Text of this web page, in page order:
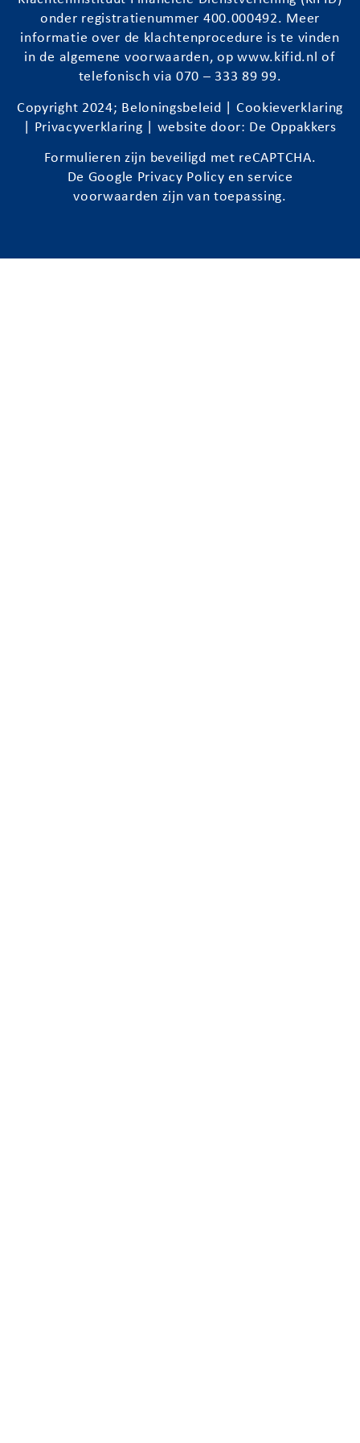
onder registratienummer 400.000492. Meer
informatie over de klachtenprocedure is te vinden
in de algemene voorwaarden, opwww.kifid.nl of
telefonisch via 070 – 333 89 99.
Copyright 2024; Beloningsbeleid
Cookieverklaring
Privacyverklaring | website door: De Oppakkers
Formulieren zijn beveiligd met reCAPTCHA.
De Google Privacy Policy enservice
voorwaarden zijn van toepassing.